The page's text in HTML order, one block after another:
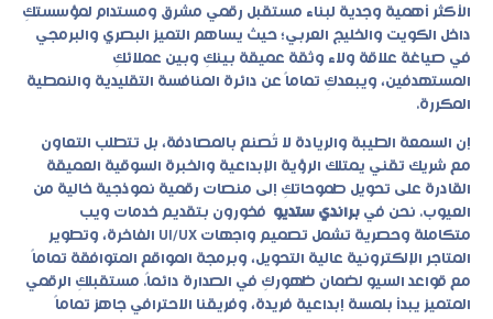
الأكثر أهمية وجدية لبناء مستقبل رقمي مشرق ومستدام لمؤسستكِ
داخل الكويت والخليج العربي؛ حيث يساهم التميز البصري والبرمجي
في صياغة علاقة ولاء وثقة عميقة بينكِ وبين عملائكِ
المستهدفين، ويبعدكِ تماماً عن دائرة المنافسة التقليدية والنمطية
المكررة.
إن السمعة الطيبة والريادة لا تُصنع بالمصادفة، بل تتطلب التعاون
مع شريك تقني يمتلك الرؤية الإبداعية والخبرة السوقية العميقة
القادرة على تحويل طموحاتكِ إلى منصات رقمية نموذجية خالية من
العيوب. نحن في براندي ستديو فخورون بتقديم خدمات ويب
متكاملة وحصرية تشمل تصميم واجهات UI/UX الفاخرة، وتطوير
المتاجر الإلكترونية عالية التحويل، وبرمجة المواقع المتوافقة تماماً
مع قواعد السيو لضمان ظهوركِ في الصدارة دائماً. مستقبلكِ الرقمي
المتميز يبدأ بلمسة إبداعية فريدة، وفريقنا الاحترافي جاهز تماماً